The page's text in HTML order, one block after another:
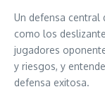
Un defensa central
como los
jugadores
y riesgos, y
defensa exitosa.